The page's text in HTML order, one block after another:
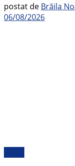
postat de Brăila
06/08/2026